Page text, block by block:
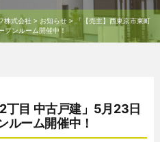
株式会社 > お知らせ> 「【売主】西東京市東町
プンルーム開催中！
丁目 中古戸建」5月23日
ルーム開催中！